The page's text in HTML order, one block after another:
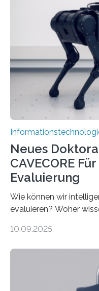
Prozessoren stoßen an
viel Energie, die
sind voneinander
bremst komplexe
immer größer werden
verarbeiten müssen,
Rechenarchitekturen.
rücken dabei
Neues
CAVECORE
Evaluierung
Wie können wir
evaluieren? Woher
sich CAVECORE – ein
koordiniert wird. Ab
über einen Zeitraum
Promovierende im
10.09.2025